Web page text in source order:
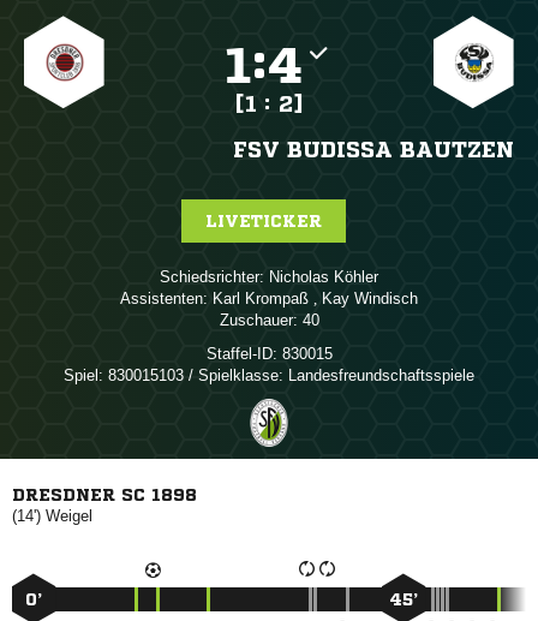
:
[1 : 2]
FSV BUDISSA BAUTZEN
LIVETICKER
Schiedsrichter:  
Assistenten:   ,  
Zuschauer: 40
Staffel-ID: 830015
Spiel: 830015103 / Spielklasse: Landesfreundschaftsspiele
DRESDNER SC 1898
(14') 
0’ 45’